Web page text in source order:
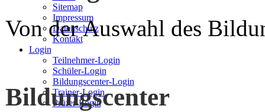
Sitemap
Impressum
Datenschutz
Kontakt
Login
Teilnehmer-Login
Schüler-Login
Bildungscenter-Login
Trainer-Login
Prüfer-Login
Von der Auswahl des
Bildungscenter